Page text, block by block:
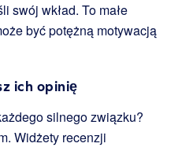
swój wkład. To małe
być potężną motywacją
ich opinię
silnego związku?
Widżety recenzji